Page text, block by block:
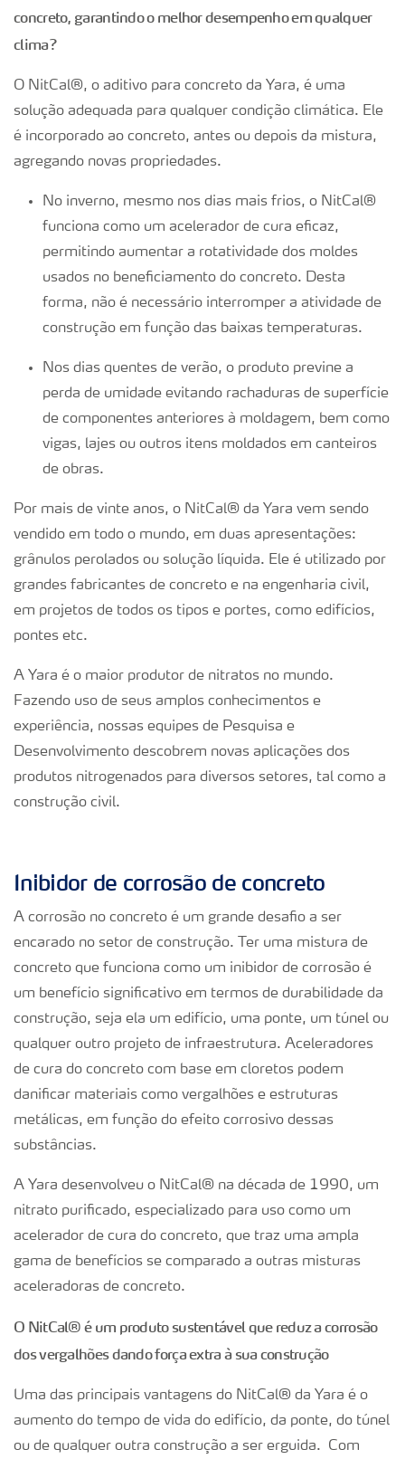
Gesso Agrícola
Ácido Sulfúrico
Amônia
Ureia técnica
concreto, garantindo o melhor desempenho em qualquer
clima?
O NitCal®, o aditivo para concreto da Yara, é uma
solução adequada para qualquer condição climática. Ele
é incorporado ao concreto, antes ou depois da mistura,
agregando novas propriedades.
No inverno, mesmo nos dias mais frios, o NitCal®
funciona como um acelerador de cura eficaz,
permitindo aumentar a rotatividade dos moldes
usados no beneficiamento do concreto. Desta
forma, não é necessário interromper a atividade de
construção em função das baixas temperaturas.
Nos dias quentes de verão, o produto previne a
perda de umidade evitando rachaduras de superfície
de componentes anteriores à moldagem, bem como
vigas, lajes ou outros itens moldados em canteiros
de obras.
Por mais de vinte anos, o NitCal® da Yara vem sendo
vendido em todo o mundo, em duas apresentações:
grânulos perolados ou solução líquida. Ele é utilizado por
grandes fabricantes de concreto e na engenharia civil,
em projetos de todos os tipos e portes, como edifícios,
pontes etc.
A Yara é o maior produtor de nitratos no mundo.
Fazendo uso de seus amplos conhecimentos e
experiência, nossas equipes de Pesquisa e
Desenvolvimento descobrem novas aplicações dos
produtos nitrogenados para diversos setores, tal como a
construção civil.
Inibidor de corrosão de concreto
A corrosão no concreto é um grande desafio a ser
encarado no setor de construção. Ter uma mistura de
concreto que funciona como um inibidor de corrosão é
um benefício significativo em termos de durabilidade da
construção, seja ela um edifício, uma ponte, um túnel ou
qualquer outro projeto de infraestrutura. Aceleradores
de cura do concreto com base em cloretos podem
danificar materiais como vergalhões e estruturas
metálicas, em função do efeito corrosivo dessas
substâncias.
A Yara desenvolveu o NitCal® na década de 1990, um
nitrato purificado, especializado para uso como um
acelerador de cura do concreto, que traz uma ampla
gama de benefícios se comparado a outras misturas
aceleradoras de concreto.
O NitCal® é um produto sustentável que reduz a corrosão
dos vergalhões dando força extra à sua construção
Uma das principais vantagens do NitCal® da Yara é o
aumento do tempo de vida do edifício, da ponte, do túnel
ou de qualquer outra construção a ser erguida. Com